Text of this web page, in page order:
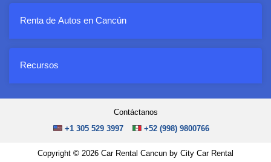
Renta de Autos en Cancún
Recursos
Contáctanos
+1 305 529 3997
+52 (998) 9800766
Copyright © 2026 Car Rental Cancun by City Car Rental